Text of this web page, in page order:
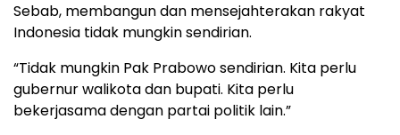
Sebab, membangun dan mensejahterakan rakyat
Indonesia tidak mungkin sendirian.
“Tidak mungkin Pak Prabowo sendirian. Kita perlu
gubernur walikota dan bupati. Kita perlu
bekerjasama dengan partai politik lain.”